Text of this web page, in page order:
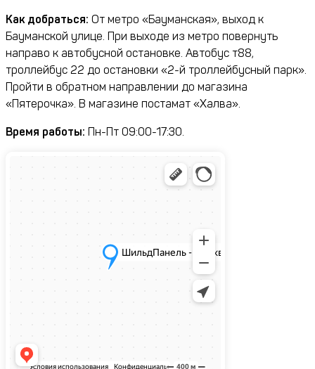
Как добраться: От метро «Бауманская», выход к
Бауманской улице. При выходе из метро повернуть
направо к автобусной остановке. Автобус т88,
троллейбус 22 до остановки «2-й троллейбусный парк».
Пройти в обратном направлении до магазина
«Пятерочка». В магазине постамат «Халва».
Время работы: Пн-Пт 09:00-17:30.